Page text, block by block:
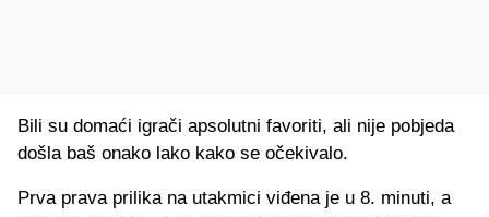
Bili su domaći igrači apsolutni favoriti, ali nije pobjeda
došla baš onako lako kako se očekivalo.
Prva prava prilika na utakmici viđena je u 8. minuti, a